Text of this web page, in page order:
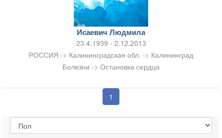
Исаевич Людмила
23.4.1939 - 2.12.2013
РОССИЯ -> Калининградская обл. -> Калининград
Болезни -> Остановка сердца
1